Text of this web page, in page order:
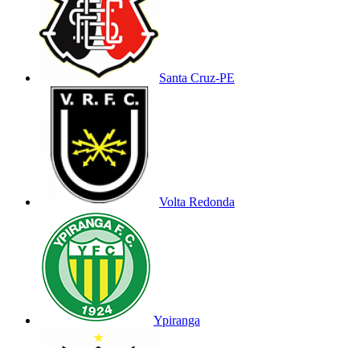
Santa Cruz-PE
Volta Redonda
Ypiranga